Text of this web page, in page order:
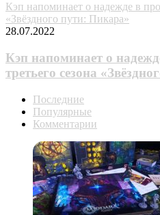
Кэп напоминает о надежде в
«Звёздного пути: Пикара»
28.07.2022
Кэп напоминает о
третьего сезона
Последние
Популярные
Комментарии